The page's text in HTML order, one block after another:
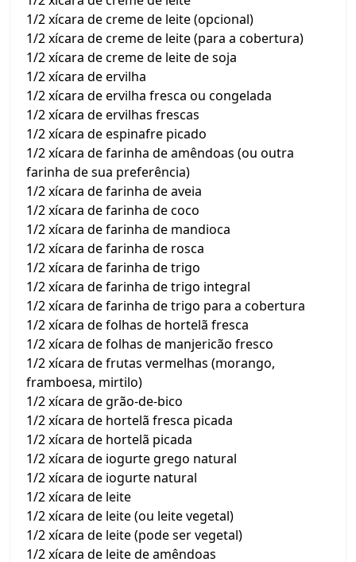
1/2 xícara de creme de leite (opcional)
1/2 xícara de creme de leite (para a cobertura)
1/2 xícara de creme de leite de soja
1/2 xícara de ervilha
1/2 xícara de ervilha fresca ou congelada
1/2 xícara de ervilhas frescas
1/2 xícara de espinafre picado
1/2 xícara de farinha de amêndoas (ou outra
farinha de sua preferência)
1/2 xícara de farinha de aveia
1/2 xícara de farinha de coco
1/2 xícara de farinha de mandioca
1/2 xícara de farinha de rosca
1/2 xícara de farinha de trigo
1/2 xícara de farinha de trigo integral
1/2 xícara de farinha de trigo para a cobertura
1/2 xícara de folhas de hortelã fresca
1/2 xícara de folhas de manjericão fresco
1/2 xícara de frutas vermelhas (morango,
framboesa, mirtilo)
1/2 xícara de grão-de-bico
1/2 xícara de hortelã fresca picada
1/2 xícara de hortelã picada
1/2 xícara de iogurte grego natural
1/2 xícara de iogurte natural
1/2 xícara de leite
1/2 xícara de leite (ou leite vegetal)
1/2 xícara de leite (pode ser vegetal)
1/2 xícara de leite de amêndoas